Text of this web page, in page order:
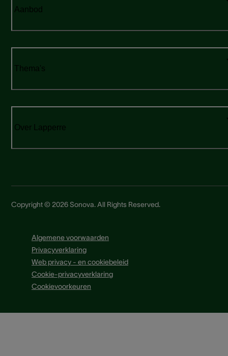
Aanbod
Thema's
Over Lapperre
Copyright © 2026 Sonova. All Rights Reserved.
Algemene voorwaarden
Privacyverklaring
Web privacy - en cookiebeleid
Cookie-privacyverklaring
Cookievoorkeuren